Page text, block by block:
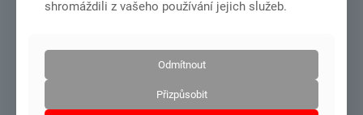
shromáždili z vašeho používání jejich služeb.
Odmítnout
Přizpůsobit